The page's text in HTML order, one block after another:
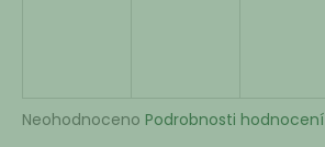
Průměrné
Neohodnoceno Podrobnosti hodnocení